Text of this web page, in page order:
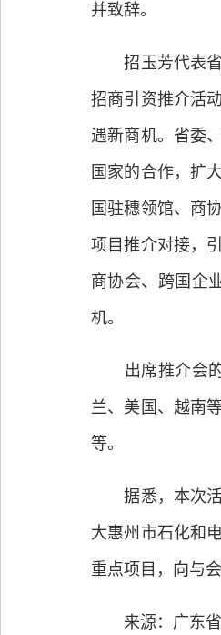
并致辞。
招玉芳代表省
招商引资推介活
遇新商机。省委
国家的合作，扩
国驻穗领馆、商
项目推介对接，
商协会、跨国企
机。
出席推介会的
兰、美国、越南
等。
据悉，本次活
大惠州市石化和
重点项目，向与
来源：广东省